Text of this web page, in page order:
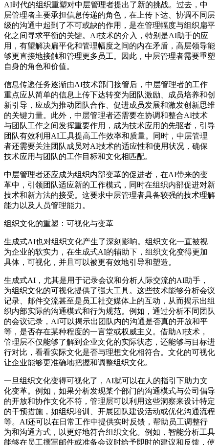
AI时代的组织重塑对中层管理者提出了新的挑战。过去，中
层管理者主要承担信息传递的角色，在上传下达、协调不同层
级的沟通中起到了不可或缺的作用，是在管理幅度与组织扁平
化之间寻求平衡的关键。AI技术的介入，特别是AI助手的应
用，有望解决扁平化和管理幅度之间的内在矛盾，高层领导能
够更直接地接触和管理更多员工。因此，中层管理者需要重塑
自身的角色和价值。
信息传递任务逐渐由AI技术部门接管后，中层管理者的工作
重点应从简单的信息上传下达转变为团队激励、成员培养和创
新引导，应成为推动团队合作、促进成员发展和激发创新思维
的关键力量。此外，中层管理者还需要在协调和整合AI技术
与团队工作之间发挥重要作用，成为技术应用的先驱者，引导
团队有效利用AI工具提高工作效率和质量。同时，中层管理
者还需要关注团队成员对AI技术的适应性和使用状况，确保
技术应用与团队的工作目标和文化相匹配。
中层管理者还应成为组织内部变革的促进者，在AI带来的变
革中，引领团队适应新的工作模式，同时在组织内部促进对新
技术和新方法的接受。这要求中层管理者具备较强的技术理解
能力以及人员管理能力。
组织文化的重塑：可视化与变革
生成式AI也对组织文化产生了深刻影响。组织文化一直被视
为企业的软实力，在生成式AI的辅助下，组织文化变得更加
具体，可视化，并且可以被更有效地引导和塑造。
生成式AI，尤其是用于记录会议和分析人际交流的AI助手，
为组织文化的可视化提供了强大工具。这些技术能够分析会议
记录、邮件交流甚至是员工社交媒体上的互动，从而揭示出组
织内部实际的沟通模式和行为规范。例如，通过分析不同团队
的会议记录，AI可以揭示出团队内的沟通是否真的开放和平
等，是否存在某种程度的一言堂或权威主义。借助AI技术，
管理层不仅能够了解到企业文化的实际状态，还能够与目标进
行对比，看看实际文化是否与理想文化相符合。文化的可视化
让企业能够更准确地把握和调整组织文化。
一旦组织文化变得可视化了，AI就可以在人的指引下助力文
化变革。例如，如果分析发现某个部门的沟通模式与公司倡导
的开放和协作文化不符，管理层可以利用这些洞察来设计特定
的干预措施，如组织培训、开展团队建设活动或优化沟通流程
等。AI还可以在日常工作中提供实时反馈，帮助员工调整行
为和沟通方式，以更好地符合组织文化。例如，智能分析工具
能够在员工撰写邮件或准备会议时给予即时的建议和反馈，使